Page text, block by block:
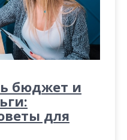
бюджет и
для